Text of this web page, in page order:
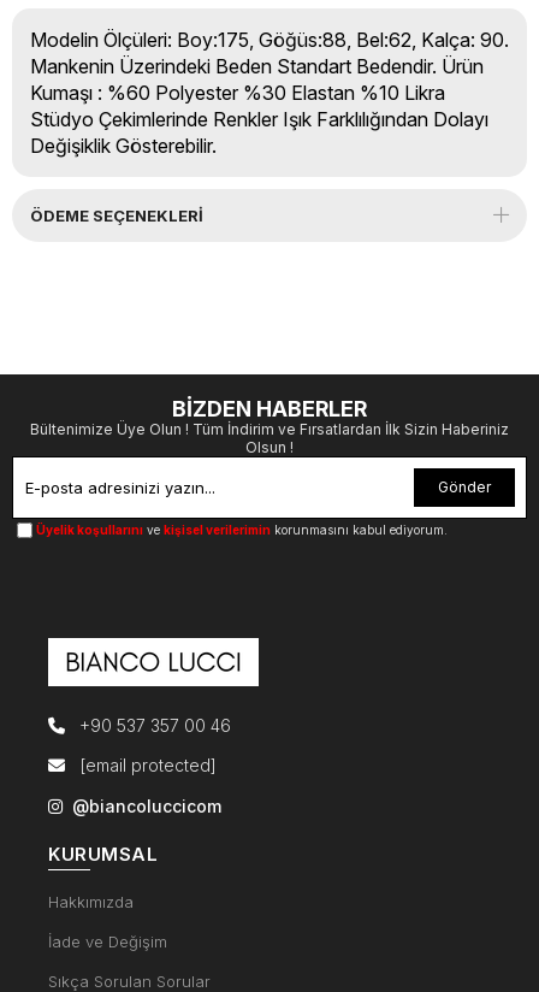
Modelin Ölçüleri: Boy:175, Göğüs:88, Bel:62, Kalça: 90.
Mankenin Üzerindeki Beden Standart Bedendir. Ürün
Kumaşı : %60 Polyester %30 Elastan %10 Likra
Stüdyo Çekimlerinde Renkler Işık Farklılığından Dolayı
Değişiklik Gösterebilir.
ÖDEME SEÇENEKLERI
BİZDEN HABERLER
Bültenimize Üye Olun ! Tüm İndirim ve Fırsatlardan İlk Sizin Haberiniz
Olsun !
Gönder
Üyelik koşullarını ve kişisel verilerimin korunmasını kabul ediyorum.
+90 537 357 00 46
[email protected]
@biancoluccicom
KURUMSAL
Hakkımızda
İade ve Değişim
Sıkça Sorulan Sorular